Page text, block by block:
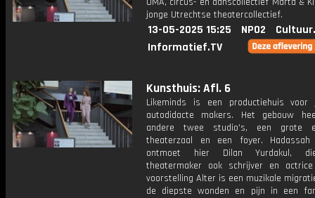
jonge Utrechtse theatercollectief.
13-05-2025 15:25 NPO2
Informatief.TV
Kunsthuis: Afl. 6
Likeminds is een productiehuis voor
autodidacte makers. Het gebouw
andere twee studio's, een grote
theaterzaal en een foyer.
ontmoet hier Dilan Yurdakul,
theatermaker ook schrijver en
voorstelling Alter is een muzikale
de diepste wonden en pijn in een